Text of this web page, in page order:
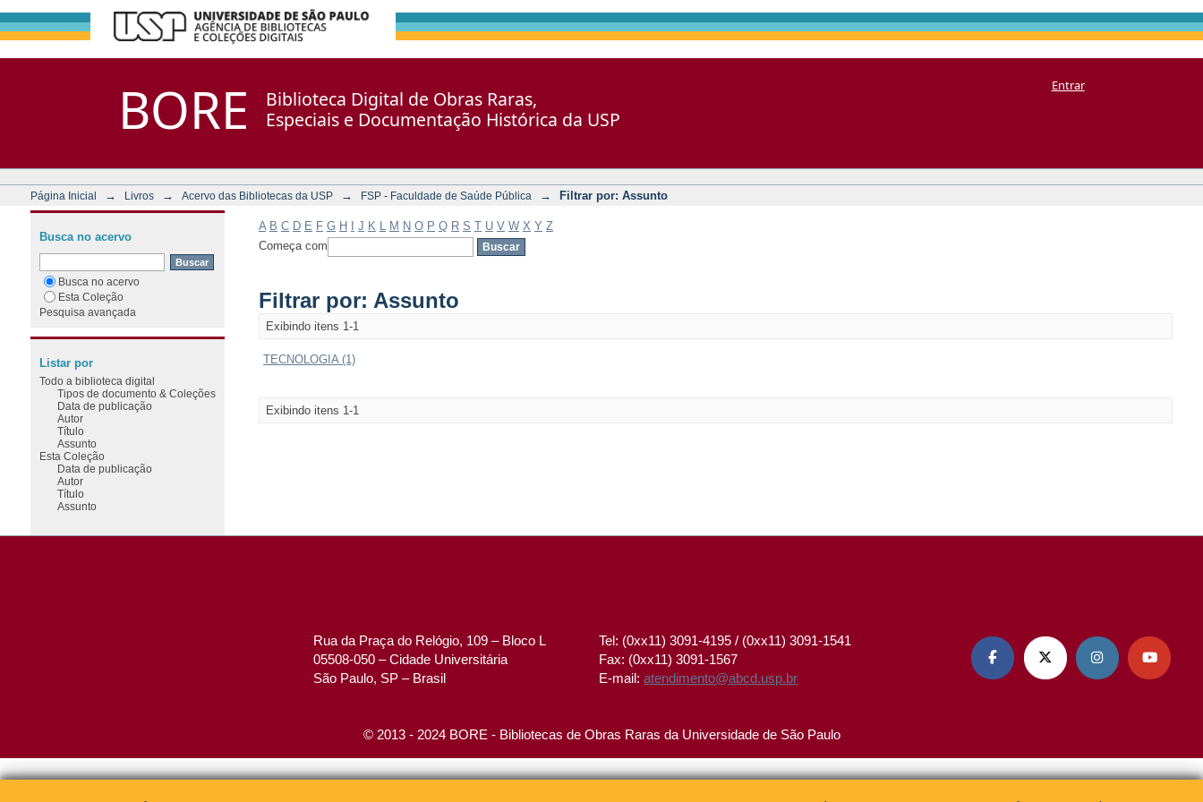
BORE
Biblioteca Digital de Obras Raras,
Especiais e Documentação Histórica da USP
Entrar
Página Inicial → Livros → Acervo das Bibliotecas da USP → FSP - Faculdade de Saúde Pública → Filtrar por: Assunto
A B C D E F G H J K M N O P Q R S T U V W X Y Z
Começa com
Filtrar por: Assunto
Exibindo itens 1-1
TECNOLOGIA (1)
Exibindo itens 1-1
Busca no acervo
Busca no acervo
Esta Coleção
Pesquisa avançada
Listar por
Todo a biblioteca digital
Tipos de documento & Coleções
Data de publicação
Autor
Título
Assunto
Esta Coleção
Data de publicação
Autor
Título
Assunto
Rua da Praça do Relógio, 109 – Bloco L
05508-050 – Cidade Universitária
São Paulo, SP – Brasil
Tel: (0xx11) 3091-4195 / (0xx11) 3091-1541
Fax: (0xx11) 3091-1567
E-mail:atendimento@abcd.usp.br
   
© 2013 - 2024 BORE - Bibliotecas de Obras Raras da Universidade de São Paulo